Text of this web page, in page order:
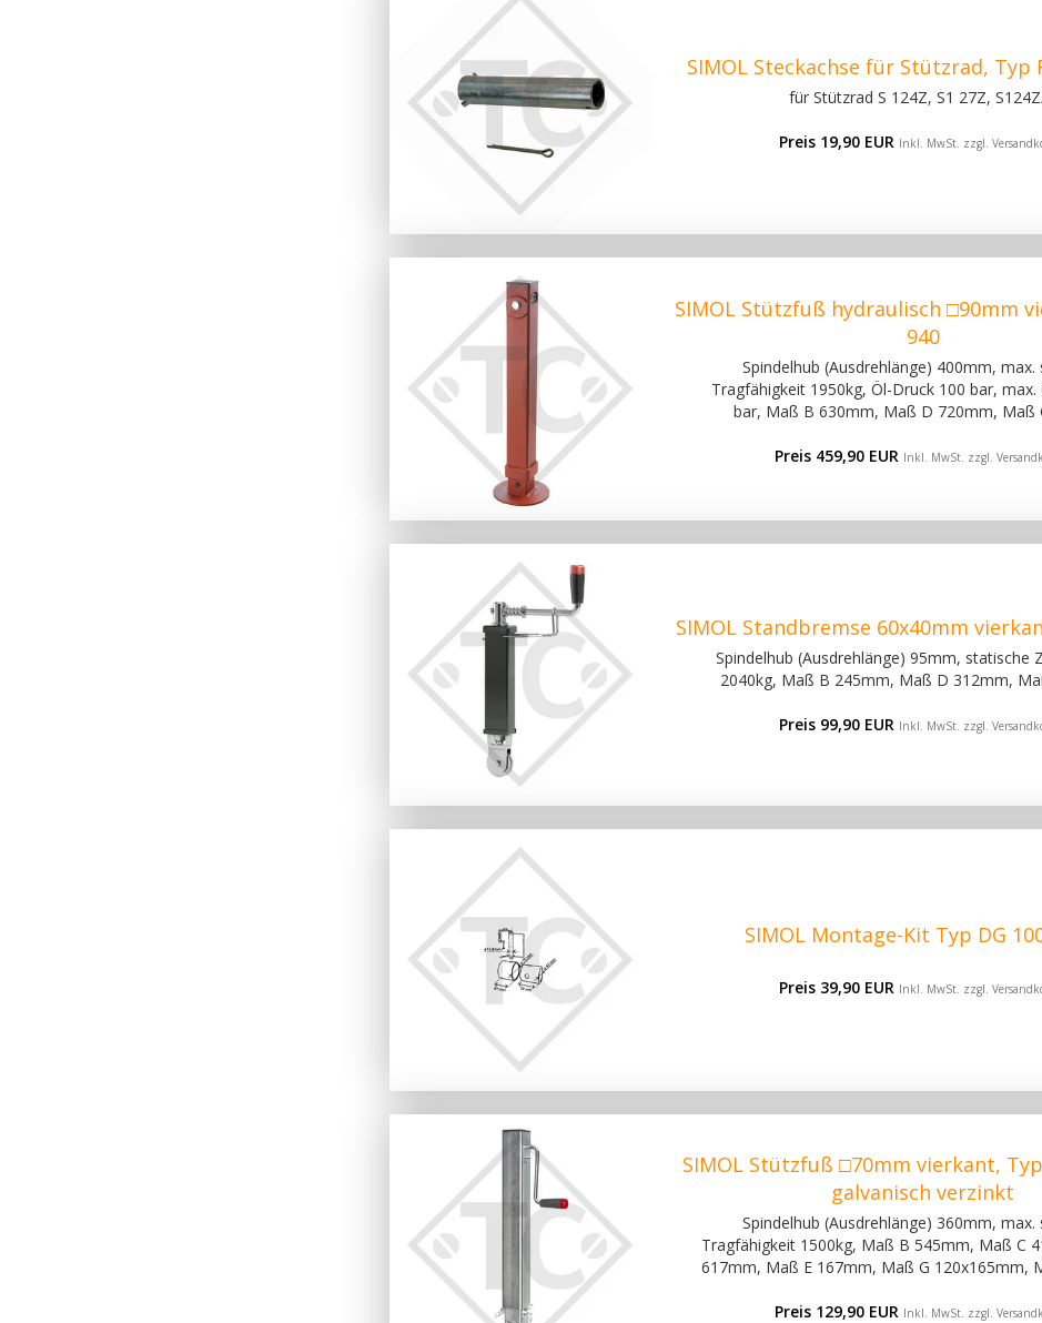
SIMOL Steckachse für Stützrad, Typ
für Stützrad S 124Z, S1 27Z,
Preis 19,90 EUR Inkl. MwSt. zzgl.
SIMOL Stützfuß hydraulisch □90mm
940
Spindelhub (Ausdrehlänge) 400mm, max.
Tragfähigkeit 1950kg, Öl-Druck 100 bar, max.
bar, Maß B 630mm, Maß D 720mm, Maß
Preis 459,90 EUR Inkl. MwSt. zzgl.
SIMOL Standbremse 60x40mm
Spindelhub (Ausdrehlänge) 95mm, statische
2040kg, Maß B 245mm, Maß D 312mm,
Preis 99,90 EUR Inkl. MwSt. zzgl.
SIMOL Montage-Kit Typ DG
Preis 39,90 EUR Inkl. MwSt. zzgl.
SIMOL Stützfuß □70mm vierkant, Typ
galvanisch verzinkt
Spindelhub (Ausdrehlänge) 360mm, max.
Tragfähigkeit 1500kg, Maß B 545mm, Maß C
617mm, Maß E 167mm, Maß G 120x165mm,
Preis 129,90 EUR Inkl. MwSt. zzgl.